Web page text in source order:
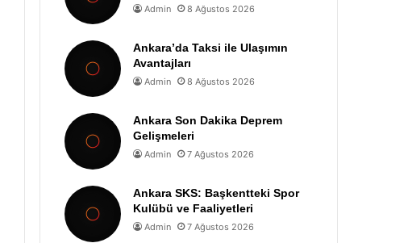
Admin 8 Ağustos 2026
Ankara’da Taksi ile Ulaşımın
Avantajları
Admin 8 Ağustos 2026
Ankara Son Dakika Deprem
Gelişmeleri
Admin 7 Ağustos 2026
Ankara SKS: Başkentteki Spor
Kulübü ve Faaliyetleri
Admin 7 Ağustos 2026